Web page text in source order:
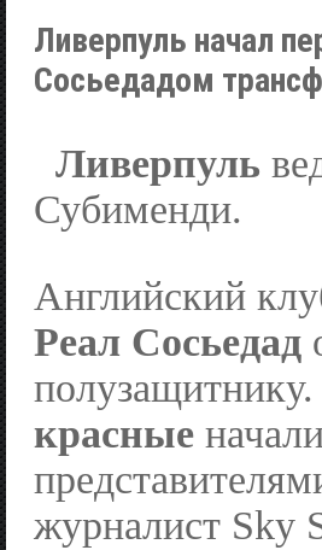
Ливерпуль начал
Сосьедадом
Ливерпуль
Субименди.
Английский
Реал Сосьедад
красные
журналист Sky